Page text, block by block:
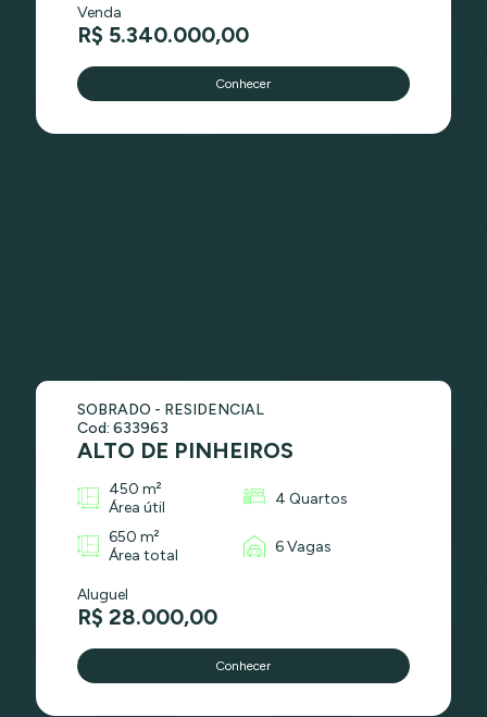
Venda
R$ 5.340.000,00
Conhecer
SOBRADO - RESIDENCIAL
Cod: 633963
ALTO DE PINHEIROS
450 m²
Área útil
4 Quartos
650 m²
Área total
6 Vagas
Aluguel
R$ 28.000,00
Conhecer